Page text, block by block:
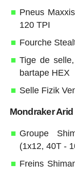
Pneus
120 TPI
Fourche
Tige de
bartape HEX
Selle Fizik
Mondraker Arid
Groupe
(1x12, 40T -
Freins